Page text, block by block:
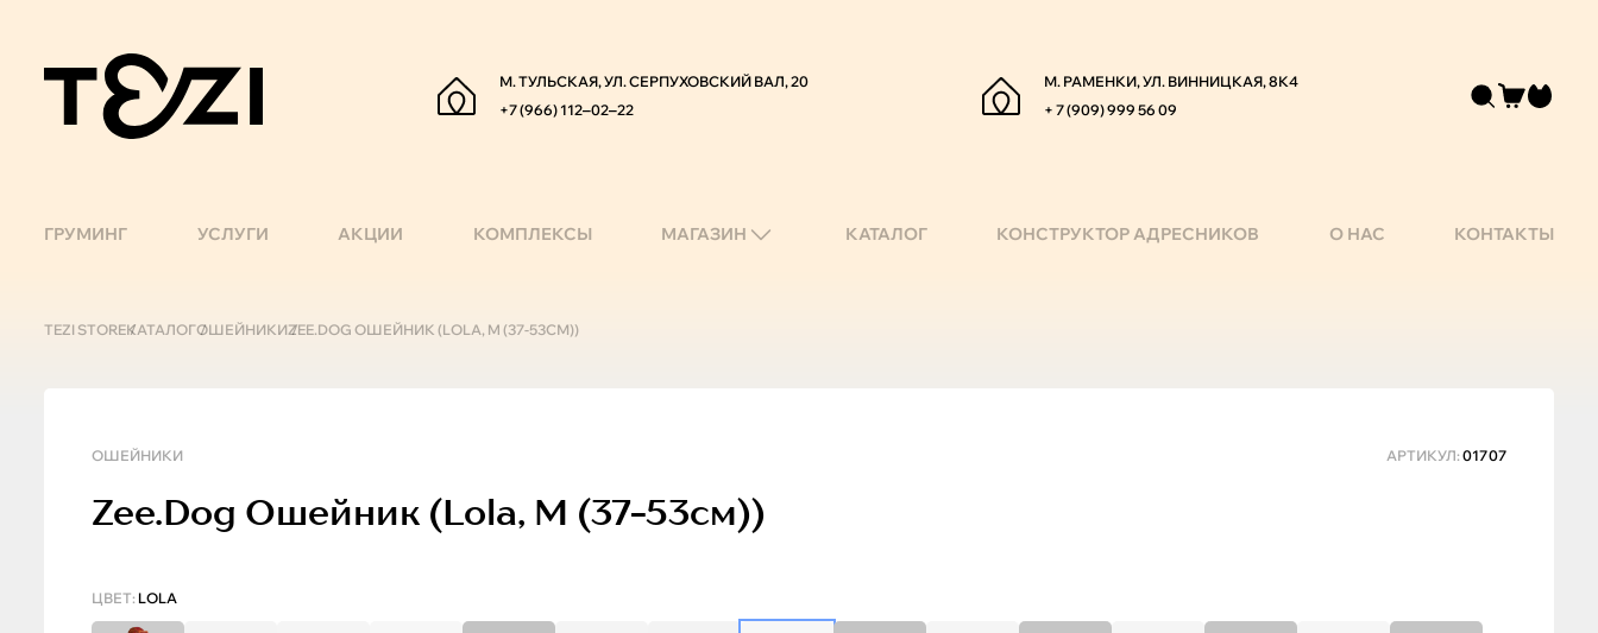
М. ТУЛЬСКАЯ, УЛ. СЕРПУХОВСКИЙ ВАЛ, 20
+7 (966) 112‒02‒22
М. РАМЕНКИ, УЛ. ВИННИЦКАЯ, 8К4
+ 7 (909) 999 56 09
ГРУМИНГ УСЛУГИ АКЦИИ КОМПЛЕКСЫ МАГАЗИН КАТАЛОГ КОНСТРУКТОР АДРЕСНИКОВ О НАС КОНТАКТЫ
TEZI STOREКАТАЛОГОШЕЙНИКИZEE.DOG ОШЕЙНИК (LOLA, M (37-53СМ))
ОШЕЙНИКИ АРТИКУЛ: 01707
Zee.Dog Ошейник (lola, M (37-53см))
ЦВЕТ: LOLA